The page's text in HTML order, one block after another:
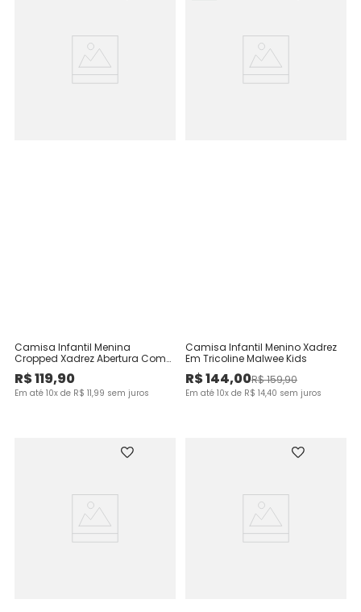
Camisa Infantil Menina
Cropped Xadrez Abertura Com
Amarração Malwee Kids
R$119,90
Em até 10x de R$ 11,99 sem juros
Camisa Infantil Menino Xadrez
Em Tricoline Malwee Kids
R$144,00R$159,90
Em até 10x de R$ 14,40 sem juros